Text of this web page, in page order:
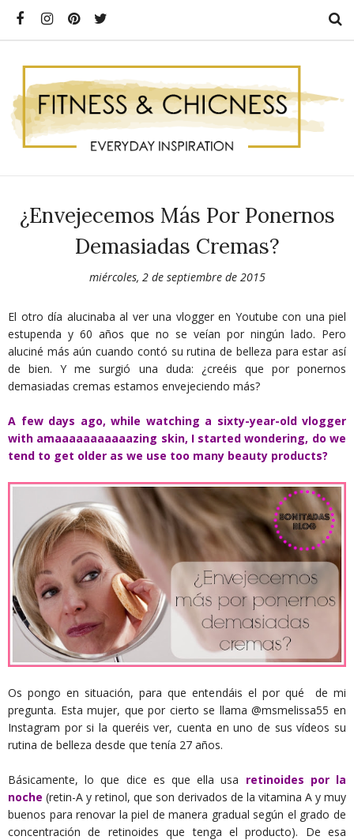
¿Envejecemos Más Por Ponernos
Demasiadas Cremas?
miércoles, 2 de septiembre de 2015
El otro día alucinaba al ver una vlogger en Youtube con una piel
estupenda y 60 años que no se veían por ningún lado. Pero
aluciné más aún cuando contó su rutina de belleza para estar así
de bien. Y me surgió una duda: ¿creéis que por ponernos
demasiadas cremas estamos envejeciendo más?
A few days ago, while watching a sixty-year-old vlogger
with amaaaaaaaaaaazing skin, I started wondering, do we
tend to get older as we use too many beauty products?
Os pongo en situación, para que entendáis el por qué de mi
pregunta. Esta mujer, que por cierto se llama @msmelissa55 en
Instagram por si la queréis ver, cuenta en uno de sus vídeos su
rutina de belleza desde que tenía 27 años.
Básicamente, lo que dice es que ella usa retinoides por la
noche (retin-A y retinol, que son derivados de la vitamina A y muy
buenos para renovar la piel de manera gradual según el grado de
concentración de retinoides que tenga el producto). De esa